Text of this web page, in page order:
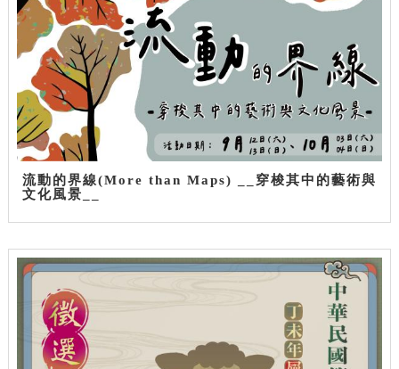
流動的界線(More than Maps) __穿梭其中的藝術與
文化風景__